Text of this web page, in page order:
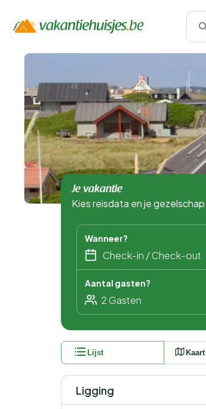
Je vakantie
Kies reisdata en je gezelschap
Wanneer?
Aantal gasten?
Lijst Kaart
Ligging